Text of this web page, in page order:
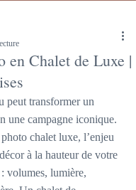
en Chalet de Luxe |
peut transformer un
une campagne iconique.
chalet luxe, l’enjeu
à la hauteur de votre
volumes, lumière,